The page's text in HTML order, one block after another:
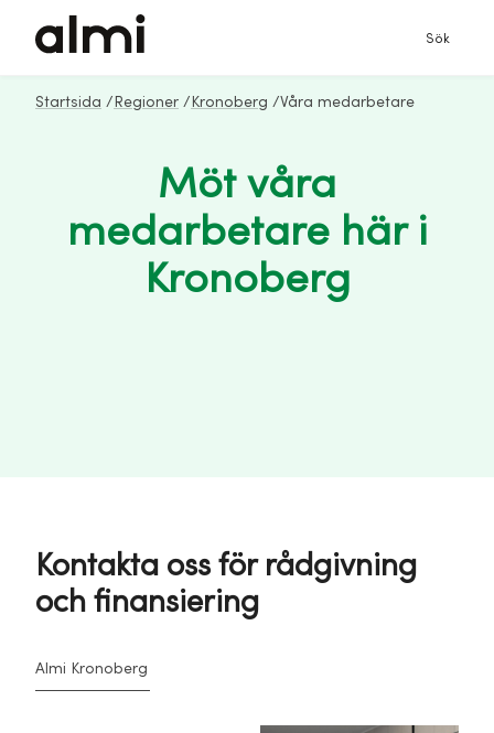
Sök
Startsida / Regioner / Kronoberg /Våra medarbetare
Möt våra
medarbetare här i
Kronoberg
Kontakta oss för rådgivning
och finansiering
Almi Kronoberg